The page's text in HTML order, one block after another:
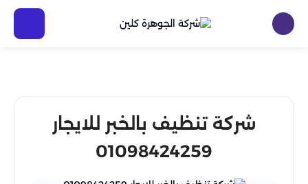
شركة تنظيف بالخبر للايجار
01098424259